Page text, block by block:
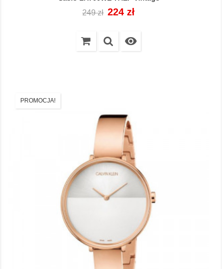
Cena
249 zł Cena
224 zł

PROMOCJA!